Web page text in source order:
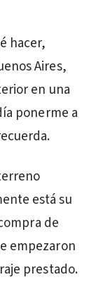
hacer,
Aires,
en una
ponerme a
está su
de
empezaron
prestado.